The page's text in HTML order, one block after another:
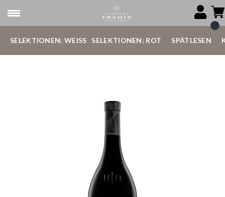
SELEKTIONEN: WEISS SELEKTIONEN: ROT SPÄTLESEN